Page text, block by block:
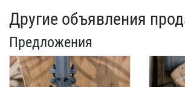
Другие объявления
Предложения